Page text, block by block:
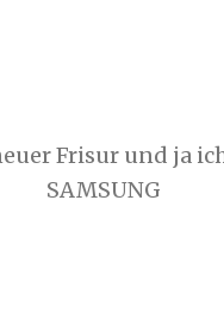
Frisur und ja